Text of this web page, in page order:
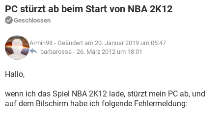
WHATSAPP TIKTOK
FACEBOOK
WINDOWS 10
WHATSAPP
FACEBOOK HARDWARE
SPIELE STREAMING
ANDROID
WINDOWS 10 INSTAGRAM
WHATSAPP
FACEBOOK
FORUM
SPIELE
ANDROID IOS
FACEBOOK HARDWARE
LEXIKON
SPIELE
ANDROID
WINDOWS 10 INSTAGRAM
PC stürzt ab beim Start von NBA 2K12
Geschlossen
Armin98 - Geändert am 20. Januar 2019 um 05:47
barbarossa - 26. März 2012 um 18:01
Hallo,
wenn ich das Spiel NBA 2K12 lade, stürzt mein PC ab, und
auf dem Bilschirm habe ich folgende Fehlermeldung: